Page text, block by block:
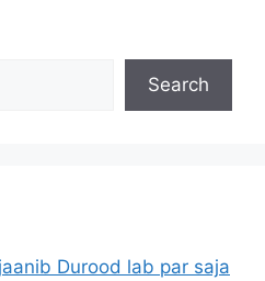
Search
Durood lab par saja